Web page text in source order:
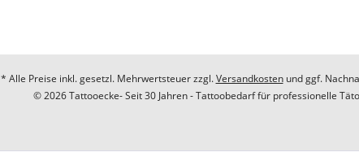
* Alle Preise inkl. gesetzl. Mehrwertsteuer zzgl.Versandkostenund ggf.
© 2026 Tattooecke- Seit 30 Jahren - Tattoobedarf für professionelle